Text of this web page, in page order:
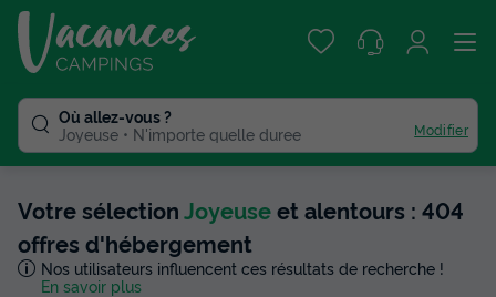
Où allez-vous ?
Joyeuse
N'importe quelle duree Modifier
Votre sélectionJoyeuseet alentours : 404
offres d'hébergement
Nos utilisateurs influencent ces résultats de recherche !
En savoir plus